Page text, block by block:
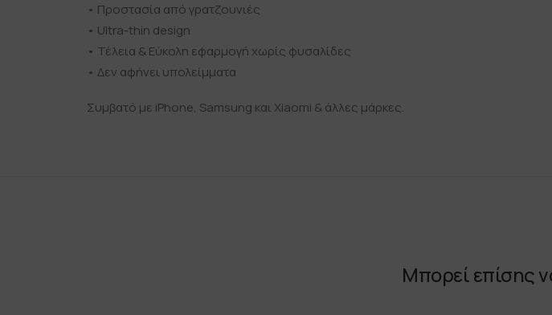
• Προστασία από γρατζουνιές
• Ultra-thin design
• Τέλεια & Εύκολη εφαρμογή χωρίς φυσαλίδες
• Δεν αφήνει υπολείμματα
Συμβατό με iPhone, Samsung και Xiaomi & άλλες μάρκες.
Μπορεί επίσης